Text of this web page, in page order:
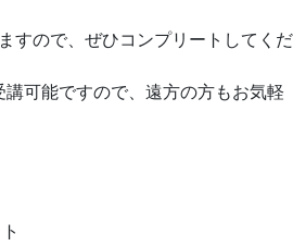
すので、ぜひコンプリートしてくだ
可能ですので、遠方の方もお気軽